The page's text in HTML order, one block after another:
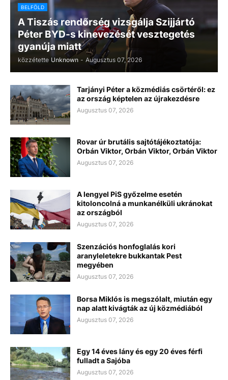
BELFÖLD
A Tiszás rendőrség vizsgálja Szijjártó
Péter BYD-s kinevezését vesztegetés
gyanúja miatt
közzétette Unknown - Augusztus 07, 2026
Tarjányi Péter a közmédiás csörtéről: ez
az ország képtelen az újrakezdésre
Augusztus 07, 2026
Rovar úr brutális sajtótájékoztatója:
Orbán Viktor, Orbán Viktor, Orbán Viktor
Augusztus 07, 2026
A lengyel PiS győzelme esetén
kitoloncolná a munkanélküli ukránokat
az országból
Augusztus 07, 2026
Szenzációs honfoglalás kori
aranyleletekre bukkantak Pest
megyében
Augusztus 07, 2026
Borsa Miklós is megszólalt, miután egy
nap alatt kivágták az új közmédiából
Augusztus 07, 2026
Egy 14 éves lány és egy 20 éves férfi
fulladt a Sajóba
Augusztus 07, 2026